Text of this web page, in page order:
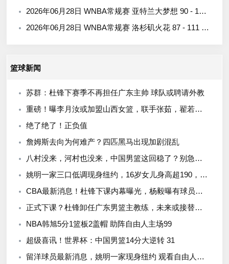
2026年06月28日 WNBA常规赛 亚特兰大梦想 90 - 105 西雅图风暴 全场集锦
2026年06月28日 WNBA常规赛 洛杉矶火花 87 - 111 印第安纳狂热 全场集锦
篮球新闻
苏群：杜锋下赛季不再担任广东主帅 球队或聘请外教
重磅！曝李月汝或加盟山西女篮，联手张茹，翟若云转会新疆，全力冲击WCBA总冠军！
绝了绝了！正负值
詹姆斯去向为何难产？四匹黑马出现加剧混乱
八村没来，河村也没来，中国男篮这回稳了？别急，霍金森来了！
姚明一家三口低调现身纽约，16岁女儿身高超190，全家看韩旭比赛
CBA最新消息！杜锋下课内幕曝光，杨毅曝有球员装病拒绝国家队，朱旭航离开新疆
正式下课？杜锋卸任广东男篮主教练，未来或接替郭士强成男篮新帅
NBA韩旭5分1篮板2盖帽 助阵自由人主场99
超级喜讯！世界杯：中国男篮14分大逆转 31
留洋球员最新消息，姚明一家现身纽约 观看自由人比赛 并跟韩旭合影